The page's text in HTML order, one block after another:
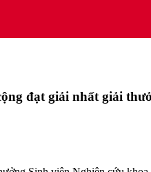
đạt giải nhất giải